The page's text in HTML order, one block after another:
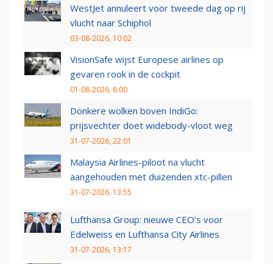
WestJet annuleert voor tweede dag op rij
vlucht naar Schiphol
03-08-2026, 10:02
VisionSafe wijst Europese airlines op
gevaren rook in de cockpit
01-08-2026, 8:00
Donkere wolken boven IndiGo:
prijsvechter doet widebody-vloot weg
31-07-2026, 22:01
Malaysia Airlines-piloot na vlucht
aangehouden met duizenden xtc-pillen
31-07-2026, 13:55
Lufthansa Group: nieuwe CEO’s voor
Edelweiss en Lufthansa City Airlines
31-07-2026, 13:17